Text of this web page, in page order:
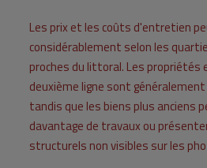
Les prix et les coûts d'entretien
considérablement selon les
proches du littoral. Les propriétés
deuxième ligne sont
tandis que les biens plus anciens
davantage de travaux ou
structurels non visibles sur les